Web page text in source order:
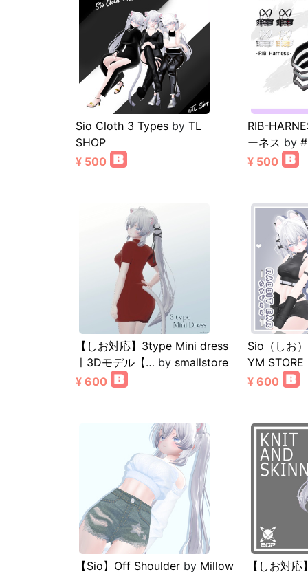
Sio Cloth 3 Types by TL
SHOP
¥ 500
RIB-
ーネス by
¥ 500
【しお対応】3type Mini dress
ㅣ3Dモデル【… by smallstore
¥ 600
Sio（しお
YM STORE
¥ 600
【Sio】Off Shoulder by Millow 【しお対